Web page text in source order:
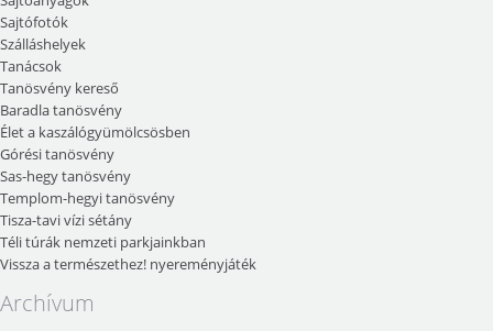
Sajtófotók
Szálláshelyek
Tanácsok
Tanösvény kereső
Baradla tanösvény
Élet a kaszálógyümölcsösben
Górési tanösvény
Sas-hegy tanösvény
Templom-hegyi tanösvény
Tisza-tavi vízi sétány
Téli túrák nemzeti parkjainkban
Vissza a természethez! nyereményjáték
Archívum